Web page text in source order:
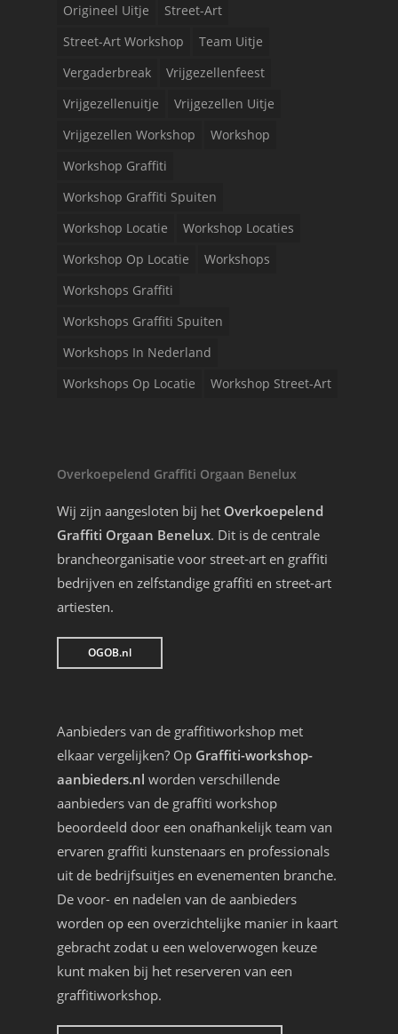
Origineel Uitje
Street-Art
Street-Art Workshop
Team Uitje
Vergaderbreak
Vrijgezellenfeest
Vrijgezellenuitje
Vrijgezellen Uitje
Vrijgezellen Workshop
Workshop
Workshop Graffiti
Workshop Graffiti Spuiten
Workshop Locatie
Workshop Locaties
Workshop Op Locatie
Workshops
Workshops Graffiti
Workshops Graffiti Spuiten
Workshops In Nederland
Workshops Op Locatie
Workshop Street-Art
Overkoepelend Graffiti Orgaan Benelux
Wij zijn aangesloten bij het Overkoepelend
Graffiti Orgaan Benelux. Dit is de centrale
brancheorganisatie voor street-art en graffiti
bedrijven en zelfstandige graffiti en street-art
artiesten.
OGOB.nl
Aanbieders van de graffitiworkshop met
elkaar vergelijken? Op Graffiti-workshop-
aanbieders.nl worden verschillende
aanbieders van de graffiti workshop
beoordeeld door een onafhankelijk team van
ervaren graffiti kunstenaars en professionals
uit de bedrijfsuitjes en evenementen branche.
De voor- en nadelen van de aanbieders
worden op een overzichtelijke manier in kaart
gebracht zodat u een weloverwogen keuze
kunt maken bij het reserveren van een
graffitiworkshop.